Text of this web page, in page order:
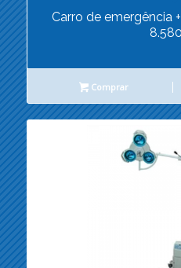
Carro de emergência
Comprar